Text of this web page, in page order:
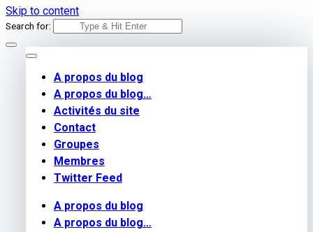
Skip to content
Search for:
A propos du blog
A propos du blog…
Activités du site
Contact
Groupes
Membres
Twitter Feed
A propos du blog
A propos du blog…